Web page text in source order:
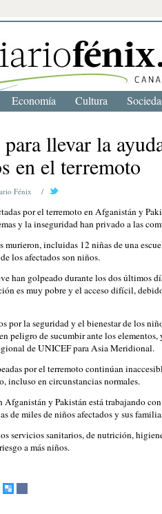
llevar la
en el terremoto
Fénix /
por el terremoto en Afganistán y
y la inseguridad han privado a las
murieron, incluidas 12 niñas de una
los afectados son niños.
han golpeado durante los dos últimos
es muy pobre y el acceso difícil,
por la seguridad y el bienestar de los
peligro de sucumbir ante los
de UNICEF para Asia Meridional.
por el terremoto continúan
incluso en circunstancias normales.
y Pakistán está trabajando
de miles de niños afectados y sus
servicios sanitarios, de nutrición,
a más niños.
Economía Cultura